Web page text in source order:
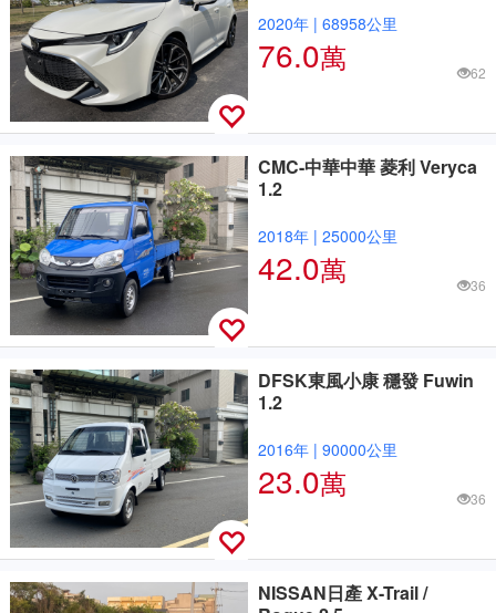
2020年| 68958公里
76.0萬 62
CMC-中華中華 菱利 Veryca
1.2
2018年| 25000公里
42.0萬 36
DFSK東風小康 穩發 Fuwin
1.2
2016年| 90000公里
23.0萬 36
NISSAN日產 X-Trail /